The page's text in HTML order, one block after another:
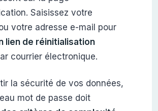
Saisissez votre
votre adresse e-mail pour
lien de réinitialisation
courrier électronique.
la sécurité de vos données,
mot de passe doit